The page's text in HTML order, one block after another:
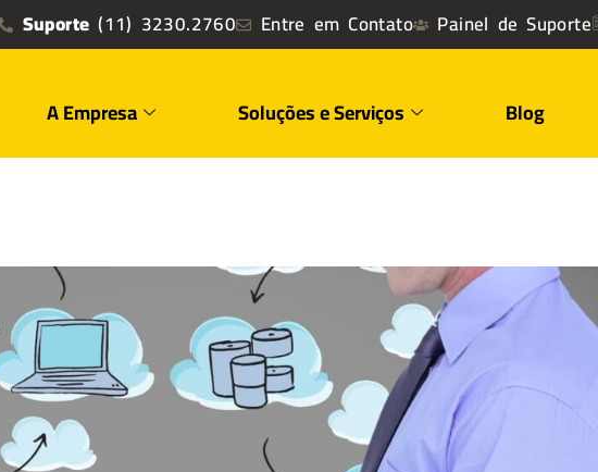
Suporte (11) 3230.2760 Entre em Contato Painel de Suporte
A Empresa Soluções e Serviços Blog